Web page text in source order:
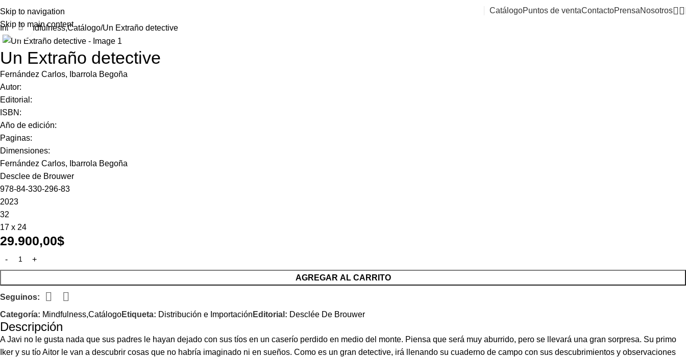
Skip to navigation
Skip to main content
CatálogoPuntos de ventaContactoPrensaNosotros
Inicio Mindfulness,Catálogo Un Extraño detective
Click to enlarge
Un Extraño detective
Fernández Carlos, Ibarrola Begoña
Autor:
Editorial:
ISBN:
Año de edición:
Paginas:
Dimensiones:
Fernández Carlos, Ibarrola Begoña
Desclee de Brouwer
978-84-330-296-83
2023
32
17 x 24
29.900,00$
AGREGAR AL CARRITO
Seguinos:
Categoría: Mindfulness,CatálogoEtiqueta: Distribución e Importación Editorial: Desclée De Brouwer
Descripción
A Javi no le gusta nada que sus padres le hayan dejado con sus tíos en un caserío perdido en medio del monte. Piensa que será muy aburrido, pero se llevará una gran sorpresa. Su primo
Iker y su tío Aitor le van a descubrir cosas que no habría imaginado ni en sueños. Como es un gran detective, irá llenando su cuaderno de campo con sus descubrimientos y observaciones